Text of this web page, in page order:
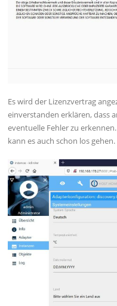
Es wird der Lizenzvertrag
einverstanden erklären, dass
eventuelle Fehler zu
kann es auch schon los gehen.